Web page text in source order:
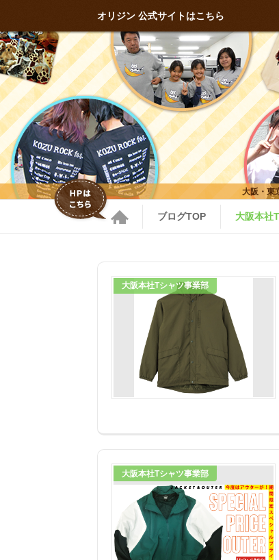
大阪・東
オリジン 公式サイトはこちら
ブログTOP 大阪本社
大阪本社Tシャツ事業部
大阪本社Tシャツ事業部